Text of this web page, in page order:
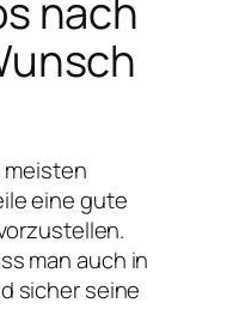
nach
meisten
eine gute
man auch in
sicher seine